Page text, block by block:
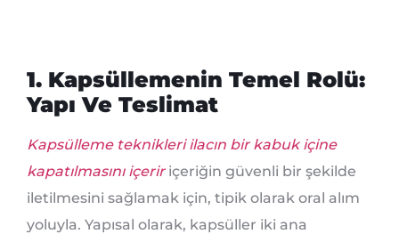
1. Kapsüllemenin Temel Rolü:
Yapı Ve Teslimat
Kapsülleme teknikleri ilacın bir kabuk içine
kapatılmasını içeririçeriğin güvenli bir şekilde
iletilmesini sağlamak için, tipik olarak oral alım
yoluyla. Yapısal olarak, kapsüller iki ana